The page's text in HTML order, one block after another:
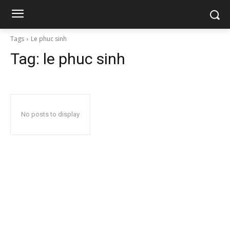
Tags Le phuc sinh
Tag: le phuc sinh
No posts to display